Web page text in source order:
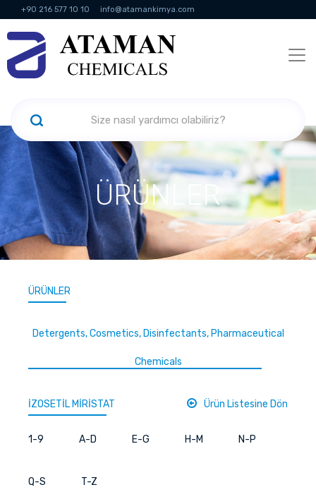
+90 216 577 10 10 info@atamankimya.com
KVKK Politikası Bilgi Toplumu Hizmetleri
ÜRÜNLER
ÜRÜNLER
Detergents, Cosmetics, Disinfectants, Pharmaceutical
Chemicals
İZOSETİL MİRİSTAT Ürün Listesine Dön
1-9 A-D E-G H-M N-P
Q-S T-Z